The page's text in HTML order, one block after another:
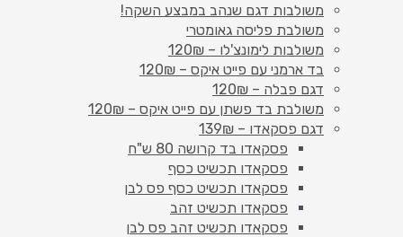
משולבות דגם שנהב במבצע השקה!
משולבת פליסה גאומטרי
משולבות לימונצ'לו – 120₪
בד ארמני עם פייט איקס – 120₪
דגם פבלה – 120₪
משולבת בד פשתן עם פייט איקס – 120₪
דגם פסקאדו – 139₪
פסקאדו בד קרושה 80 ש"ח
פסקאדו תכשיט כסף
פסקאדו תכשיט כסף פס לבן
פסקאדו תכשיט זהב
פסקאדו תכשיט זהב פס לבן